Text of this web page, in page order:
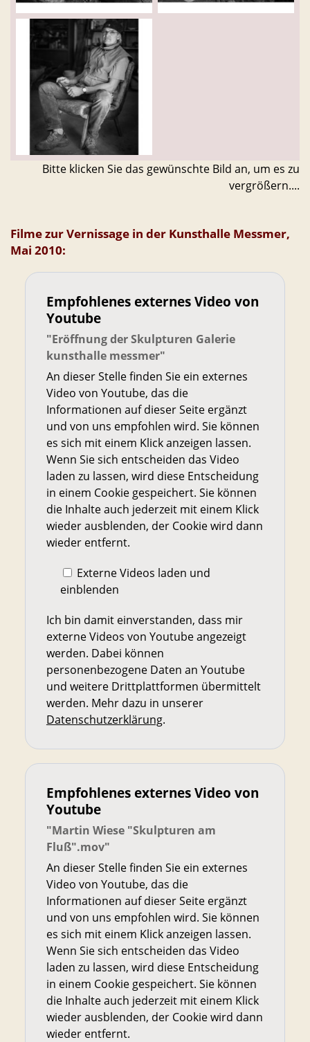
Bitte klicken Sie das gewünschte Bild an, um es zu
vergrößern....
Filme zur Vernissage in der Kunsthalle Messmer,
Mai 2010:
Empfohlenes externes Video von
Youtube
"Eröffnung der Skulpturen Galerie
kunsthalle messmer"
An dieser Stelle finden Sie ein externes
Video von Youtube, das die
Informationen auf dieser Seite ergänzt
und von uns empfohlen wird. Sie können
es sich mit einem Klick anzeigen lassen.
Wenn Sie sich entscheiden das Video
laden zu lassen, wird diese Entscheidung
in einem Cookie gespeichert. Sie können
die Inhalte auch jederzeit mit einem Klick
wieder ausblenden, der Cookie wird dann
wieder entfernt.
Externe Videos laden und
einblenden
Ich bin damit einverstanden, dass mir
externe Videos von Youtube angezeigt
werden. Dabei können
personenbezogene Daten an Youtube
und weitere Drittplattformen übermittelt
werden. Mehr dazu in unserer
Datenschutzerklärung.
Empfohlenes externes Video von
Youtube
"Martin Wiese "Skulpturen am
Fluß".mov"
An dieser Stelle finden Sie ein externes
Video von Youtube, das die
Informationen auf dieser Seite ergänzt
und von uns empfohlen wird. Sie können
es sich mit einem Klick anzeigen lassen.
Wenn Sie sich entscheiden das Video
laden zu lassen, wird diese Entscheidung
in einem Cookie gespeichert. Sie können
die Inhalte auch jederzeit mit einem Klick
wieder ausblenden, der Cookie wird dann
wieder entfernt.